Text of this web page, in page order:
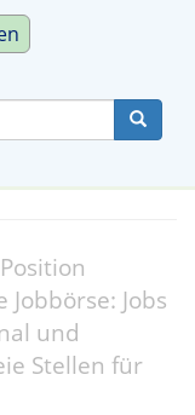
Jobs
und
Stellen für